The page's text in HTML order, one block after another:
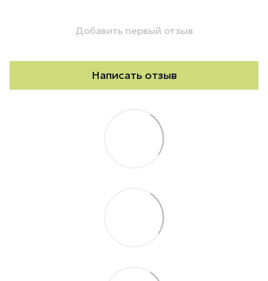
Добавить первый отзыв
Написать отзыв